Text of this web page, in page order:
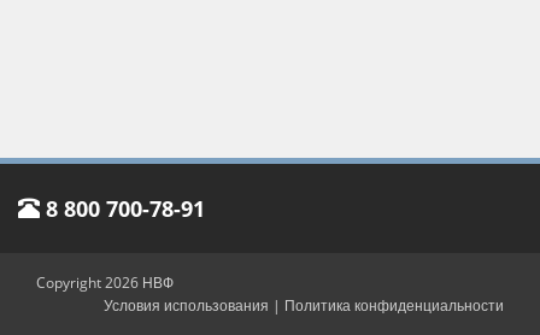
8 800 700-78-91
Copyright 2026 НВФ
Условия использования | Политика конфиденциальности